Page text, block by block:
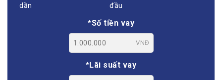
dần
đầu
*Số tiền vay
VNĐ
*Lãi suất vay